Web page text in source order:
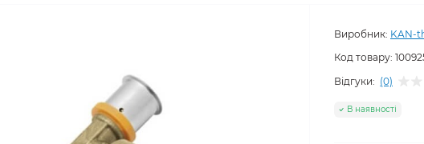
Виробник: KAN-
Код товару:
Відгуки: (0)
В наявності